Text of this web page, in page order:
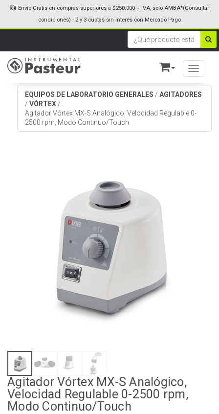
Toggle
Envío Gratis en compras superiores a $250.000 + IVA, solo AMBA*(Consultar
condiciones) - 2 y 3 cuotas sin interés con Mercado Pago
EQUIPOS DE LABORATORIO GENERALES / AGITADORES
/ VÓRTEX /
Agitador Vórtex MX-S Analógico, Velocidad Regulable 0-
2500 rpm, Modo Continuo/Touch
Agitador Vórtex MX-S Analógico,
Velocidad Regulable 0-2500 rpm,
Modo Continuo/Touch